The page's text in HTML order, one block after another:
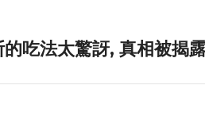
吃法太驚訝, 真相被揭